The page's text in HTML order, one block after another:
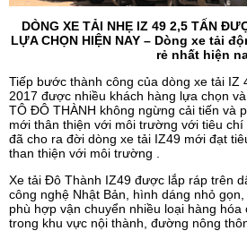
DÒNG XE TẢI NHẸ IZ 49 2,5 TẤN
LỰA CHỌN HIỆN NAY – Dòng xe tải
rẻ nhất hiện
Tiếp bước thành công của dòng xe tải IZ
2017 được nhiều khách hàng lựa chọn
TÔ ĐÔ THÀNH không ngừng cải tiến và
mới thân thiện với môi trường với tiêu
đã cho ra đời dòng xe tải IZ49 mới đạt
than thiện với môi trường .
Xe tải Đô Thành IZ49 được lắp ráp trên
công nghệ Nhật Bản, hình dáng nhỏ
phù hợp vận chuyển nhiều loại hàng
trong khu vực nội thành, đường nông